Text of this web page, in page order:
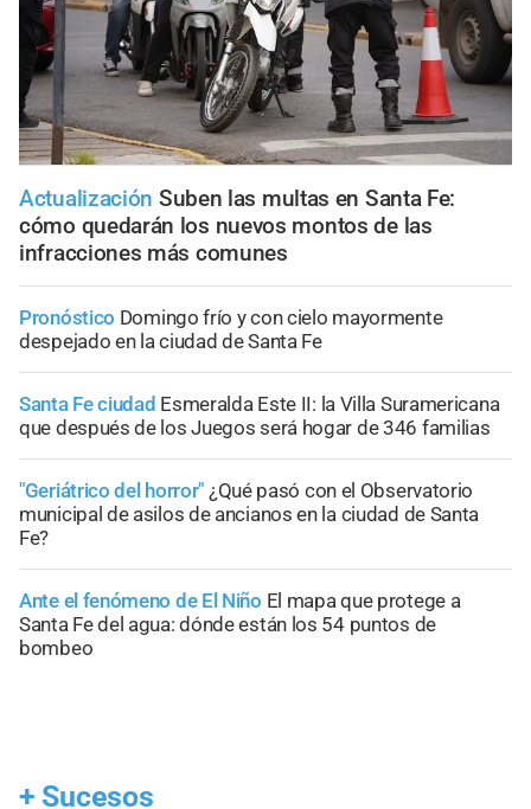
Actualización Suben las multas en Santa Fe:
cómo quedarán los nuevos montos de las
infracciones más comunes
Pronóstico Domingo frío y con cielo mayormente
despejado en la ciudad de Santa Fe
Santa Fe ciudad Esmeralda Este II: la Villa Suramericana
que después de los Juegos será hogar de 346 familias
"Geriátrico del horror" ¿Qué pasó con el Observatorio
municipal de asilos de ancianos en la ciudad de Santa
Fe?
Ante el fenómeno de El Niño El mapa que protege a
Santa Fe del agua: dónde están los 54 puntos de
bombeo
+ Sucesos